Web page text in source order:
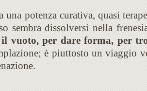
potenza curativa, quasi
sembra dissolversi nella
vuoto, per dare forma, per
è piuttosto un viaggio